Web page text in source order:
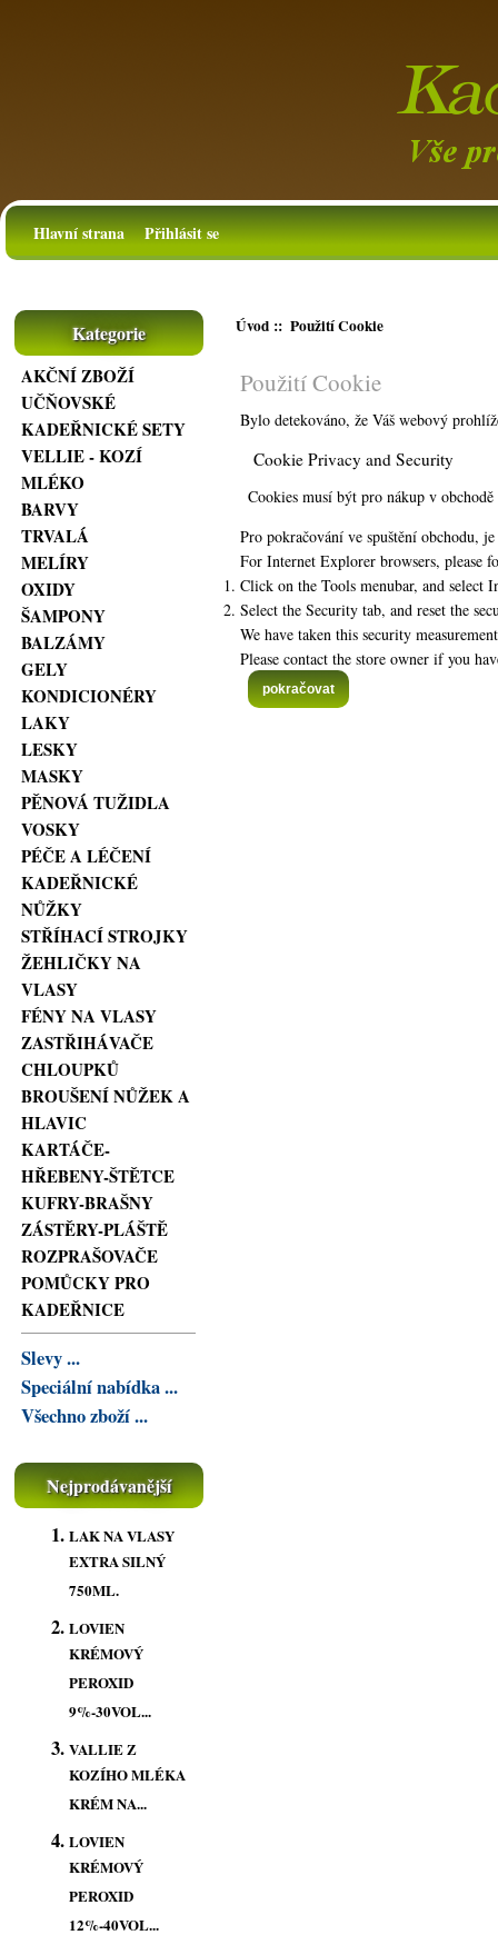
Hlavní strana Přihlásit se
Kategorie
AKČNÍ ZBOŽÍ
UČŇOVSKÉ
KADEŘNICKÉ SETY
VELLIE - KOZÍ
MLÉKO
BARVY
TRVALÁ
MELÍRY
OXIDY
ŠAMPONY
BALZÁMY
GELY
KONDICIONÉRY
LAKY
LESKY
MASKY
PĚNOVÁ TUŽIDLA
VOSKY
PÉČE A LÉČENÍ
KADEŘNICKÉ
NŮŽKY
STŘÍHACÍ STROJKY
ŽEHLIČKY NA
VLASY
FÉNY NA VLASY
ZASTŘIHÁVAČE
CHLOUPKŮ
BROUŠENÍ NŮŽEK A
HLAVIC
KARTÁČE-
HŘEBENY-ŠTĚTCE
KUFRY-BRAŠNY
ZÁSTĚRY-PLÁŠTĚ
ROZPRAŠOVAČE
POMŮCKY PRO
KADEŘNICE
Slevy ...
Speciální nabídka ...
Všechno zboží ...
Nejprodávanější
LAK NA VLASY
EXTRA SILNÝ
750ML.
LOVIEN
KRÉMOVÝ
PEROXID
9%-30VOL...
VALLIE Z
KOZÍHO MLÉKA
KRÉM NA...
LOVIEN
KRÉMOVÝ
PEROXID
12%-40VOL...
Úvod:: Použití Cookie
Použití Cookie
Bylo detekováno, že Váš webový
Cookie Privacy and Security
Cookies musí být pro nákup v
Pro pokračování ve spuštění obchodu,
ForInternet Explorer browsers, please
Click on the Tools menubar, and select
Select the Security tab, and reset the
We have taken this security
Please contact the store owner if you
pokračovat